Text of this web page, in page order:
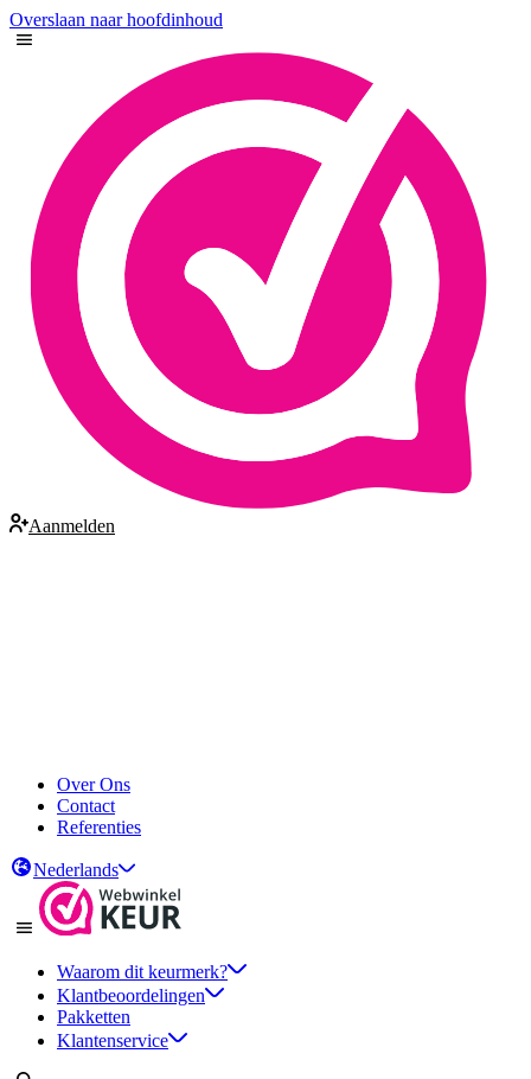
Overslaan naar hoofdinhoud
Aanmelden
Over Ons
Contact
Referenties
Nederlands
Waarom dit keurmerk?
Klantbeoordelingen
Pakketten
Klantenservice